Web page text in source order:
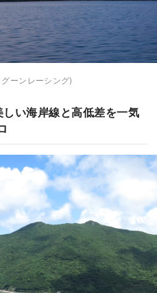
ーンレーシング)
しい海岸線と高低差を一気